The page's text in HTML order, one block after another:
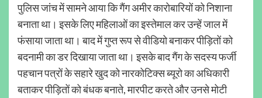
पुलिस जांच में सामने आया कि गैंग अमीर कारोबारियों को निशाना
बनाता था। इसके लिए महिलाओं का इस्तेमाल कर उन्हें जाल में
फंसाया जाता था। बाद में गुप्त रूप से वीडियो बनाकर पीड़ितों को
बदनामी का डर दिखाया जाता था। इसके बाद गैंग के सदस्य फर्जी
पहचान पत्रों के सहारे खुद को नारकोटिक्स ब्यूरो का अधिकारी
बताकर पीड़ितों को बंधक बनाते, मारपीट करते और उनसे मोटी